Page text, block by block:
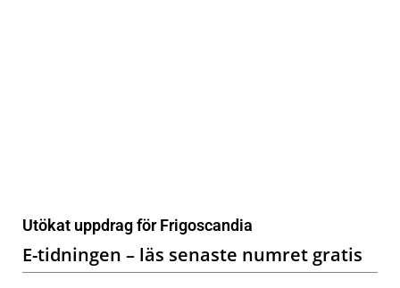
Utökat uppdrag för Frigoscandia
E-tidningen – läs senaste numret gratis